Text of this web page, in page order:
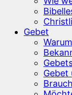
Gebet
Gebet